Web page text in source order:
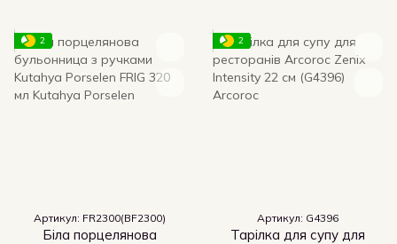
2
Артикул: FR2300(BF2300)
Біла порцелянова
2
Артикул: G4396
Тарілка для супу для